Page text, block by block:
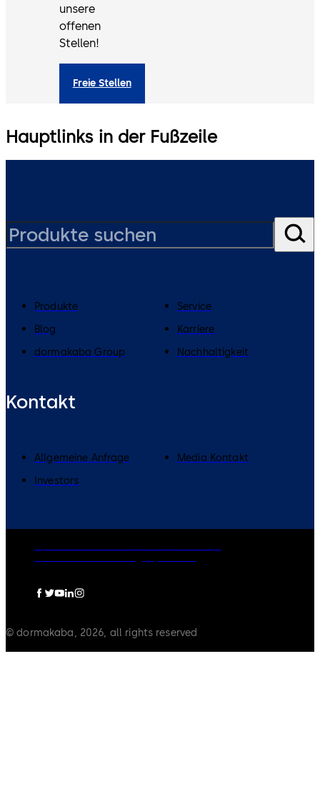
unsere
offenen
Stellen!
Freie Stellen
Hauptlinks in der Fußzeile
Produkte
Service
Blog
Karriere
dormakaba Group
Nachhaltigkeit
Kontakt
Allgemeine Anfrage
Media Kontakt
Investors
© dormakaba, 2026, all rights reserved